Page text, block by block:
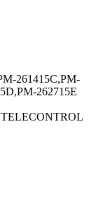
261415C,PM-
262715E
TELECONTROL